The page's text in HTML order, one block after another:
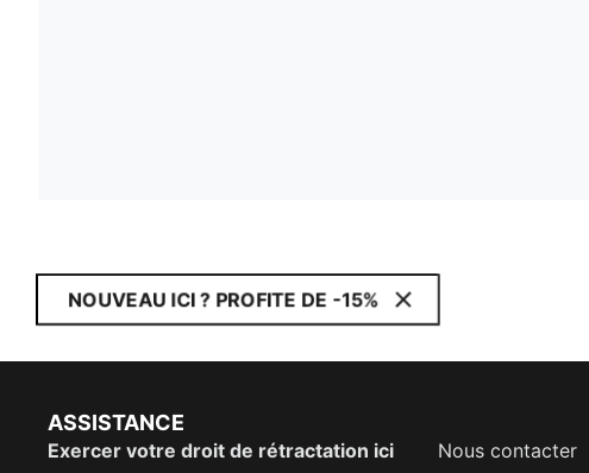
NOUVEAU ICI ? PROFITE DE -15%
ASSISTANCE
Exercer votre droit de rétractation ici
Nous contacter